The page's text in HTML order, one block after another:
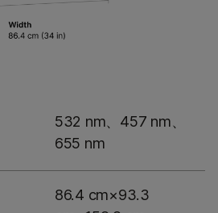
532 nm、457 nm、
655 nm
86.4 cm×93.3